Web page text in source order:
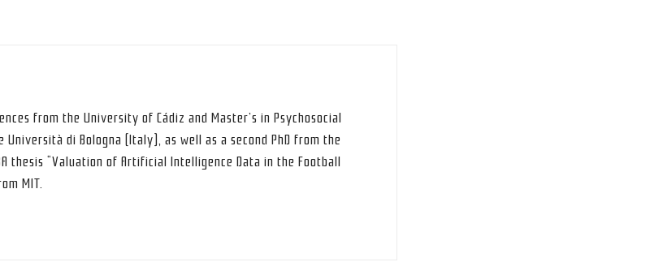
from the University of Cádiz and Master’s in Psychosocial
di Bologna (Italy), as well as a second PhD from the
thesis “Valuation of Artificial Intelligence Data in the Football
MIT.